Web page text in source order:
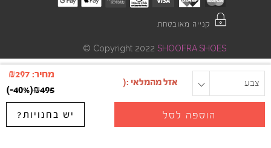
צבע מידה
מחיר: ₪297
₪495
(
-40%
)
הוספה לסל יש בחנויות?
קנייה מאובטחת
Copyright 2022 SHOOFRA.SHOES
©